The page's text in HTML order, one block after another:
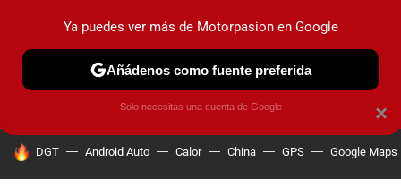
PRUEBAS COCHES ELÉCTRICOS OBSERVATORIO
HOY SE HABLA DE
DGT Android Auto Calor China GPS Google Maps
×
Ya puedes ver más de Motorpasion en Google
Añádenos como fuente preferida
Solo necesitas una cuenta de Google